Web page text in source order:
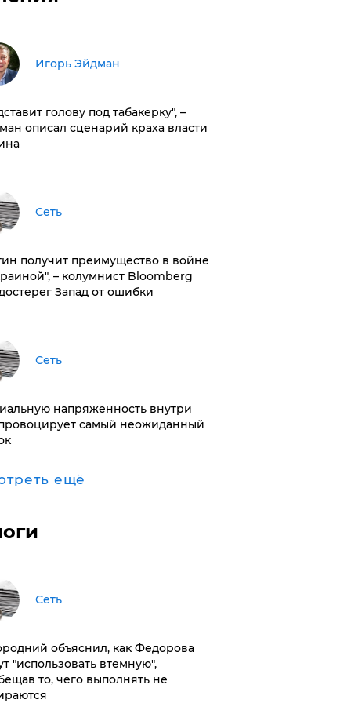
Игорь Эйдман
голову под табакерку", –
описал сценарий краха власти
Сеть
получит преимущество в войне
– колумнист Bloomberg
Запад от ошибки
Сеть
напряженность внутри
самый неожиданный
ещё
Сеть
объяснил, как Федорова
"использовать втемную",
то, чего выполнять не